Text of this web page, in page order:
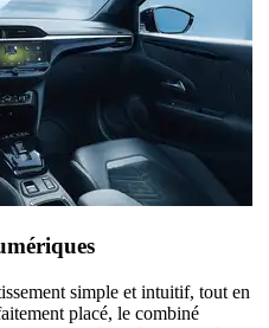
simple et intuitif, tout en
placé, le combiné